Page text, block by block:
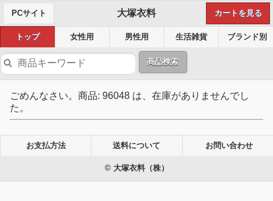
PCサイト 大塚衣料 カートを見る
トップ 女性用 男性用 生活雑貨 ブランド別
商品検索
ごめんなさい。商品: 96048 は、在庫がありませんでし
た。
お支払方法 送料について お問い合わせ
© 大塚衣料（株）